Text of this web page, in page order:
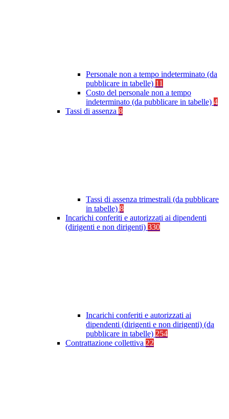
Personale non a tempo indeterminato (da
pubblicare in tabelle) 11
Costo del personale non a tempo
indeterminato (da pubblicare in tabelle) 4
Tassi di assenza 8
Tassi di assenza trimestrali (da pubblicare
in tabelle) 8
Incarichi conferiti e autorizzati ai dipendenti
(dirigenti e non dirigenti) 330
Incarichi conferiti e autorizzati ai
dipendenti (dirigenti e non dirigenti) (da
pubblicare in tabelle) 254
Contrattazione collettiva 22